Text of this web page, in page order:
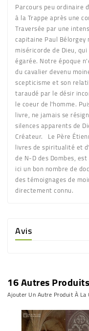
Parcours peu ordinaire
à la Trappe après une
Traversée par une
capitaine Paul
miséricorde de Dieu,
égarée. Notre époque
du cavalier devenu
scepticisme et son
taraudé par le désir
le coeur de l'homme.
livre, ne jamais se
silences apparents de
Créateur. Le Père
livres de spiritualité et
de N-D des Dombes,
ici un bon nombre de
des témoignages de
directement connu.
Avis
16 Autres Produits
Ajouter Un Autre Produit À La